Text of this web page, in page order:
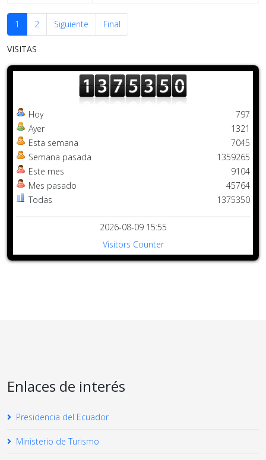
1 2 Siguiente Final
VISITAS
Hoy
Ayer
Esta semana
Semana pasada
Este mes
Mes pasado
Todas
797
1321
7045
1359265
9104
45764
1375350
2026-08-09 15:55
Visitors Counter
Enlaces de interés
Presidencia del Ecuador
Ministerio de Turismo